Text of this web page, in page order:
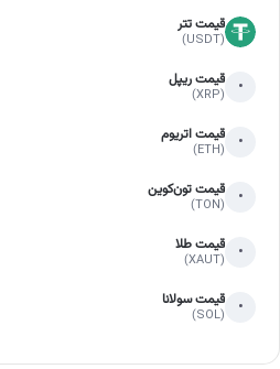
قیمت تتر
(USDT)
• قیمت ریپل
(XRP)
• قیمت اتریوم
(ETH)
• قیمت تون‌کوین
(TON)
• قیمت طلا
(XAUT)
• قیمت سولانا
(SOL)